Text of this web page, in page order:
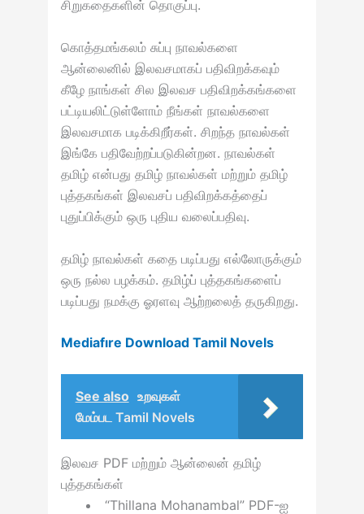
சிறுகதைகளின் தொகுப்பு.
கொத்தமங்கலம் சுப்பு நாவல்களை
ஆன்லைனில் இலவசமாகப் பதிவிறக்கவும்
கீழே நாங்கள் சில இலவச பதிவிறக்கங்களை
பட்டியலிட்டுள்ளோம் நீங்கள் நாவல்களை
இலவசமாக படிக்கிறீர்கள். சிறந்த நாவல்கள்
இங்கே பதிவேற்றப்படுகின்றன. நாவல்கள்
தமிழ் என்பது தமிழ் நாவல்கள் மற்றும் தமிழ்
புத்தகங்கள் இலவசப் பதிவிறக்கத்தைப்
புதுப்பிக்கும் ஒரு புதிய வலைப்பதிவு.
தமிழ் நாவல்கள் கதை படிப்பது எல்லோருக்கும்
ஒரு நல்ல பழக்கம். தமிழ்ப் புத்தகங்களைப்
படிப்பது நமக்கு ஓரளவு ஆற்றலைத் தருகிறது.
Mediafıre Download Tamil Novels
See also உறவுகள்
மேம்பட Tamil Novels
இலவச PDF மற்றும் ஆன்லைன் தமிழ்
புத்தகங்கள்
“Thillana Mohanambal” PDF-ஐ